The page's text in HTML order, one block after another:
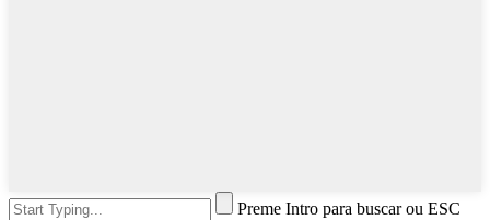
Preme Intro para buscar ou ESC